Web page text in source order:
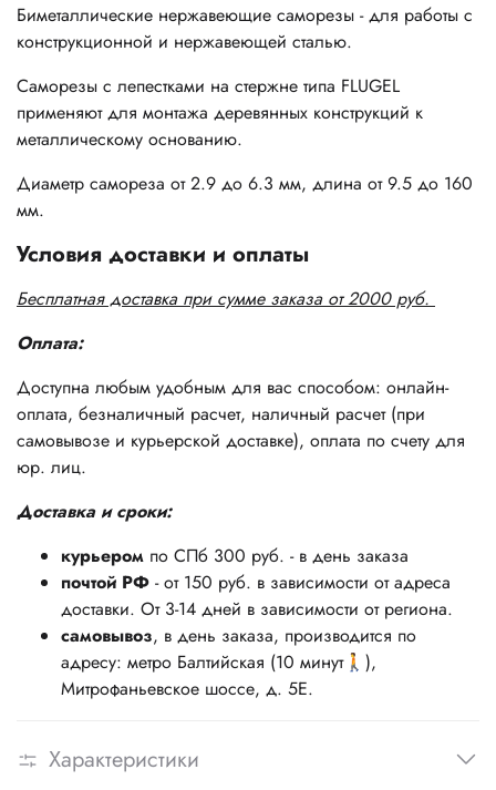
Биметаллические нержавеющие саморезы - для работы с
конструкционной и нержавеющей сталью.
Саморезы с лепестками на стержне типа FLUGEL
применяют для монтажа деревянных конструкций к
металлическому основанию.
Диаметр самореза от 2.9 до 6.3 мм, длина от 9.5 до 160
мм.
Условия доставки и оплаты
Бесплатная доставка при сумме заказа от 2000 руб.
Оплата:
Доступна любым удобным для вас способом: онлайн-
оплата, безналичный расчет, наличный расчет (при
самовывозе и курьерской доставке), оплата по счету для
юр. лиц.
Доставка и сроки:
курьером по СПб 300 руб. - в день заказа
почтой РФ - от 150 руб. в зависимости от адреса
доставки. От 3-14 дней в зависимости от региона.
самовывоз, в день заказа, производится по
адресу: метро Балтийская (10 минут🚶),
Митрофаньевское шоссе, д. 5Е.
Характеристики